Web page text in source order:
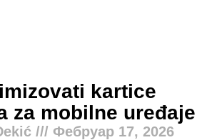
kartice
za mobilne uređaje
Фебруар 17, 2026